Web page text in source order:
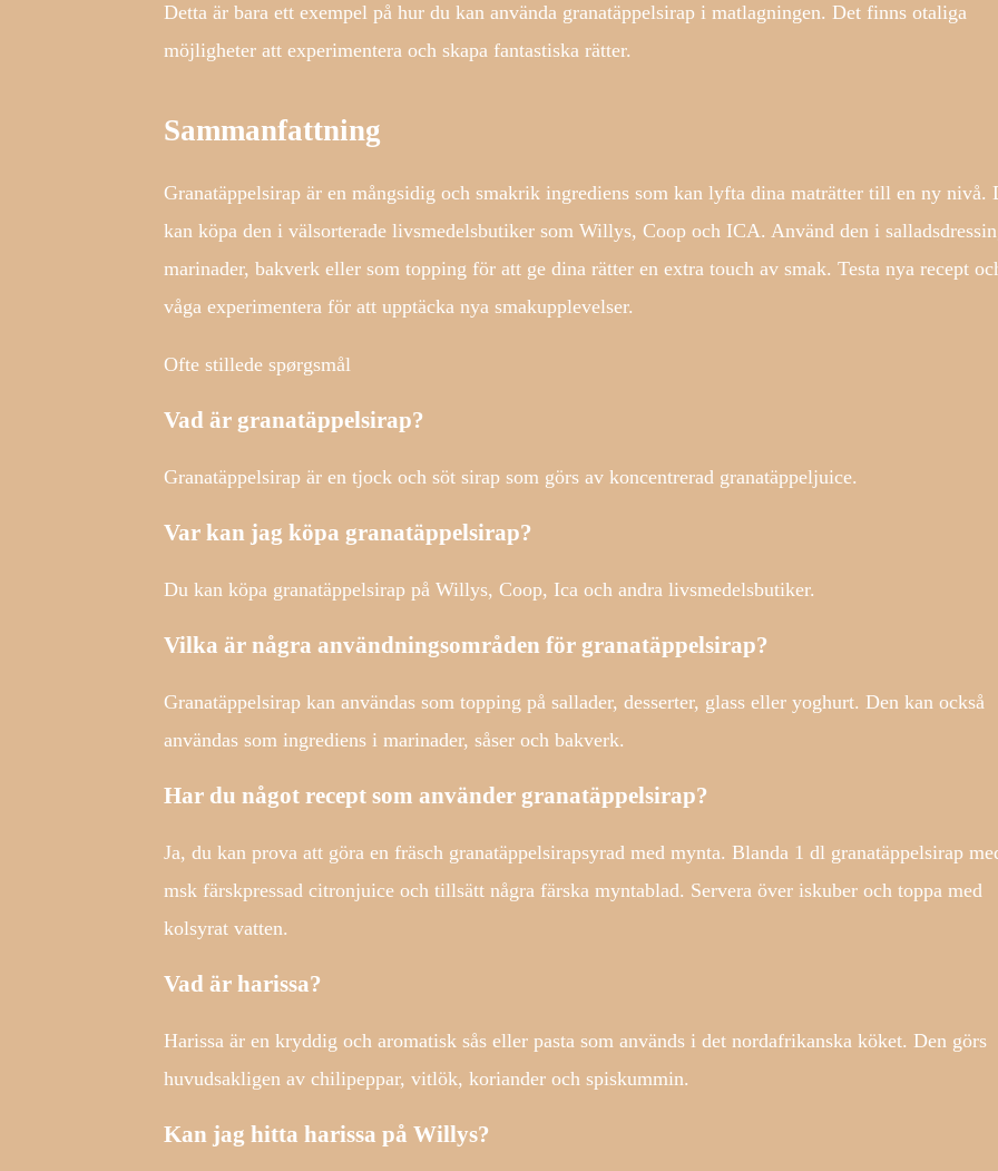
Detta är bara ett exempel på hur du kan använda granatäppelsirap i matlagningen. Det finns otaliga
möjligheter att experimentera och skapa fantastiska rätter.
Sammanfattning
Granatäppelsirap är en mångsidig och smakrik ingrediens som kan lyfta dina maträtter till en ny nivå.
kan köpa den i välsorterade livsmedelsbutiker som Willys, Coop och ICA. Använd den i
marinader, bakverk eller som topping för att ge dina rätter en extra touch av smak. Testa nya recept
våga experimentera för att upptäcka nya smakupplevelser.
Ofte stillede spørgsmål
Vad är granatäppelsirap?
Granatäppelsirap är en tjock och söt sirap som görs av koncentrerad granatäppeljuice.
Var kan jag köpa granatäppelsirap?
Du kan köpa granatäppelsirap på Willys, Coop, Ica och andra livsmedelsbutiker.
Vilka är några användningsområden för granatäppelsirap?
Granatäppelsirap kan användas som topping på sallader, desserter, glass eller yoghurt. Den kan också
användas som ingrediens i marinader, såser och bakverk.
Har du något recept som använder granatäppelsirap?
Ja, du kan prova att göra en fräsch granatäppelsirapsyrad med mynta. Blanda 1 dl granatäppelsirap
msk färskpressad citronjuice och tillsätt några färska myntablad. Servera över iskuber och toppa med
kolsyrat vatten.
Vad är harissa?
Harissa är en kryddig och aromatisk sås eller pasta som används i det nordafrikanska köket. Den görs
huvudsakligen av chilipeppar, vitlök, koriander och spiskummin.
Kan jag hitta harissa på Willys?